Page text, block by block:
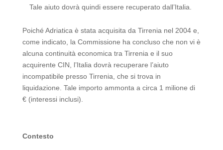
Tale aiuto dovrà quindi essere recuperato dall’Italia.
Poiché Adriatica è stata acquisita da Tirrenia nel 2004 e,
come indicato, la Commissione ha concluso che non vi è
alcuna continuità economica tra Tirrenia e il suo
acquirente CIN, l’Italia dovrà recuperare l’aiuto
incompatibile presso Tirrenia, che si trova in
liquidazione. Tale importo ammonta a circa 1 milione di
€ (interessi inclusi).
Contesto